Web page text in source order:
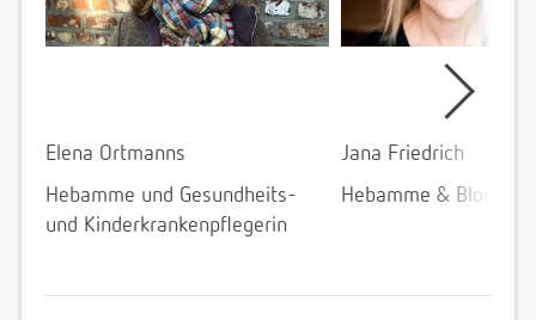
Elena Ortmanns
Hebamme und Gesundheits-
und Kinderkrankenpflegerin
Jana Friedrich
Hebamme &